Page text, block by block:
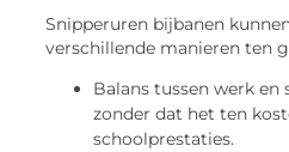
Snipperuren bijbanen
verschillende manieren ten
Balans tussen werk en
zonder dat het ten
schoolprestaties.